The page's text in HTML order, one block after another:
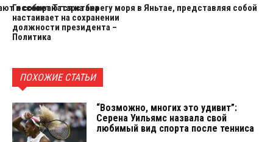
Госсовет Татарстана
настаивает на сохранении
должности президента –
Политика
и собираются на берегу моря в Яньтае, представляя собой
ПОХОЖИЕ СТАТЬИ
“Возможно, многих это удивит”:
Серена Уильямс назвала свой
любимый вид спорта после тенниса